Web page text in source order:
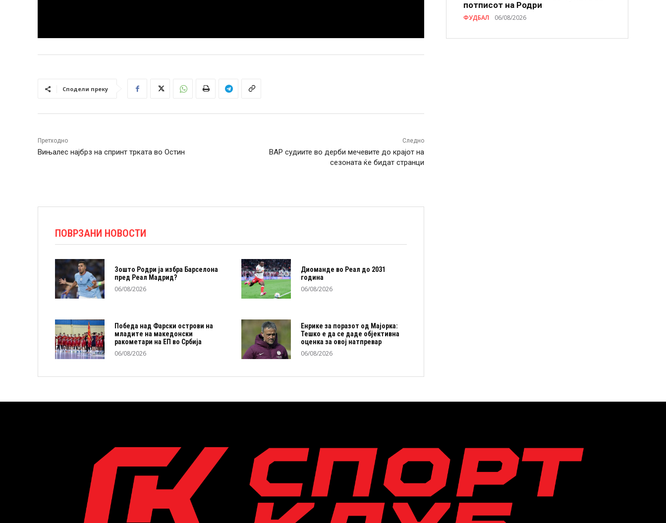
Сподели преку
Претходно
Вињалес најбрз на спринт трката во Остин
Следно
ВАР судиите во дерби мечевите до крајот на
сезоната ќе бидат странци
ПОВРЗАНИ НОВОСТИ
Зошто Родри ја избра Барселона
пред Реал Мадрид?
06/08/2026
Диоманде во Реал до 2031
година
06/08/2026
Победа над Фарски острови на
младите на македонски
ракометари на ЕП во Србија
06/08/2026
Енрике за поразот од Мајорка:
Тешко е да се даде објективна
оценка за овој натпревар
06/08/2026
потписот на Родри
ФУДБАЛ 06/08/2026